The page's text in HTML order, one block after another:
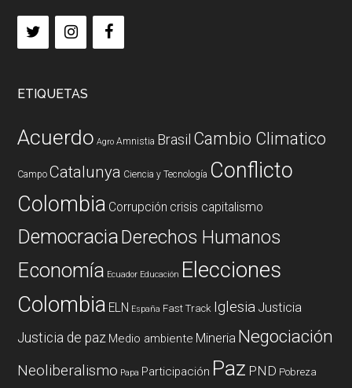
ETIQUETAS
Acuerdo Agro Amnistia Brasil Cambio Climatico
Campo Catalunya Ciencia y Tecnología Conflicto
Colombia Corrupción crisis capitalismo
DemocraciaDerechos Humanos
Economía Ecuador Educación Elecciones
Colombia ELN España Fast Track Iglesia Justicia
Justicia de paz Medio ambiente Mineria Negociación
Neoliberalismo Papa Participación Paz PND Pobreza